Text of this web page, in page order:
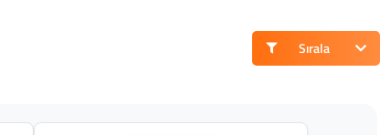
Sırala